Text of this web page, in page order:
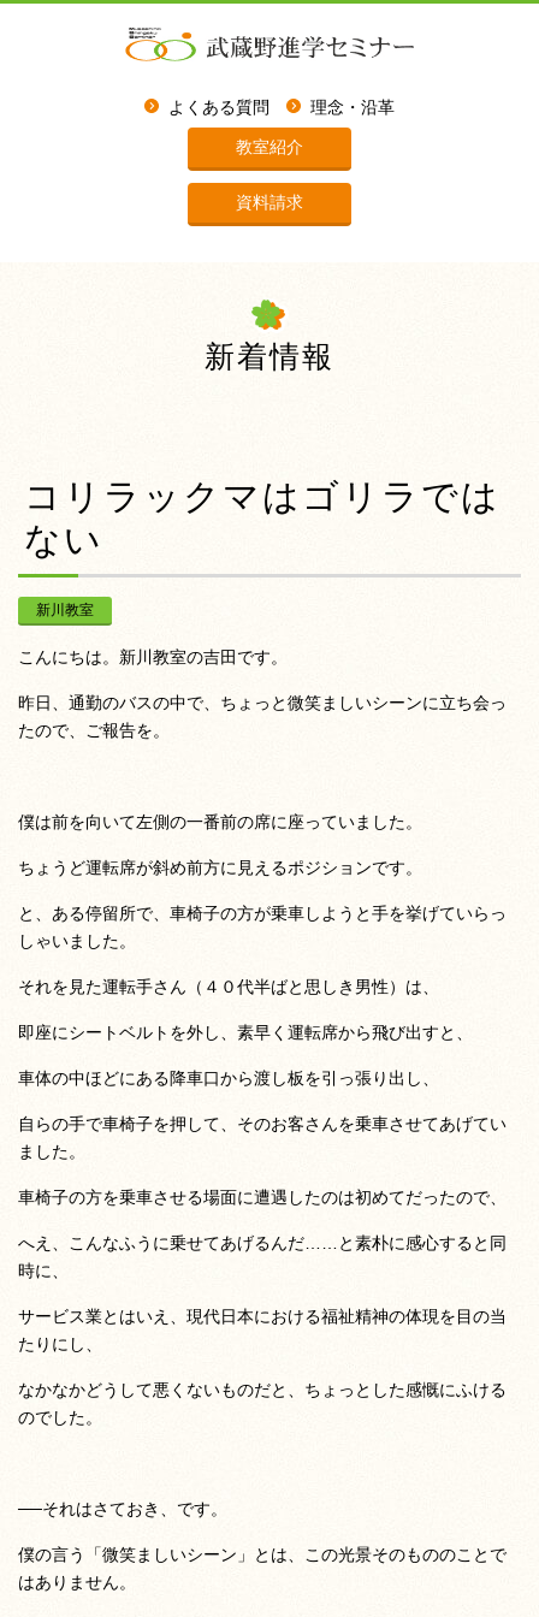
よくある質問 理念・沿革
教室紹介
資料請求
新着情報
コリラックマはゴリラでは
ない
新川教室
こんにちは。新川教室の吉田です。
昨日、通勤のバスの中で、ちょっと微笑ましいシーンに立ち会っ
たので、ご報告を。
僕は前を向いて左側の一番前の席に座っていました。
ちょうど運転席が斜め前方に見えるポジションです。
と、ある停留所で、車椅子の方が乗車しようと手を挙げていらっ
しゃいました。
それを見た運転手さん（４０代半ばと思しき男性）は、
即座にシートベルトを外し、素早く運転席から飛び出すと、
車体の中ほどにある降車口から渡し板を引っ張り出し、
自らの手で車椅子を押して、そのお客さんを乗車させてあげてい
ました。
車椅子の方を乗車させる場面に遭遇したのは初めてだったので、
へえ、こんなふうに乗せてあげるんだ……と素朴に感心すると同
時に、
サービス業とはいえ、現代日本における福祉精神の体現を目の当
たりにし、
なかなかどうして悪くないものだと、ちょっとした感慨にふける
のでした。
──それはさておき、です。
僕の言う「微笑ましいシーン」とは、この光景そのもののことで
はありません。